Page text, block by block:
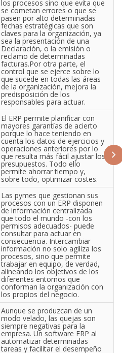
los procesos sino que evita que
se cometan errores o que se
pasen por alto determinadas
fechas estratégicas que son
claves para la organización, ya
sea la presentación de una
Declaración, o la emisión o
reclamo de determinadas
facturas.Por otra parte, el
control que se ejerce sobre lo
que sucede en todas las áreas
de la organización, mejora la
predisposición de los
responsables para actuar.
El ERP permite planificar con
mayores garantías de acierto
porque lo hace teniendo en
cuenta los datos de ejercicios y
operaciones anteriores por lo
que resulta más fácil ajustar los
presupuestos. Todo ello
permite ahorrar tiempo y,
sobre todo, optimizar costes.
Las pymes que gestionan sus
procesos con un ERP disponen
de información centralizada
que todo el mundo -con los
permisos adecuados- puede
consultar para actuar en
consecuencia. Intercambiar
información no solo agiliza los
procesos, sino que permite
trabajar en equipo, de verdad,
alineando los objetivos de los
diferentes entornos que
conforman la organización con
los propios del negocio.
Aunque se produzcan de un
modo velado, las quejas son
siempre negativas para la
empresa. Un software ERP al
automatizar determinadas
tareas y facilitar el desempeño